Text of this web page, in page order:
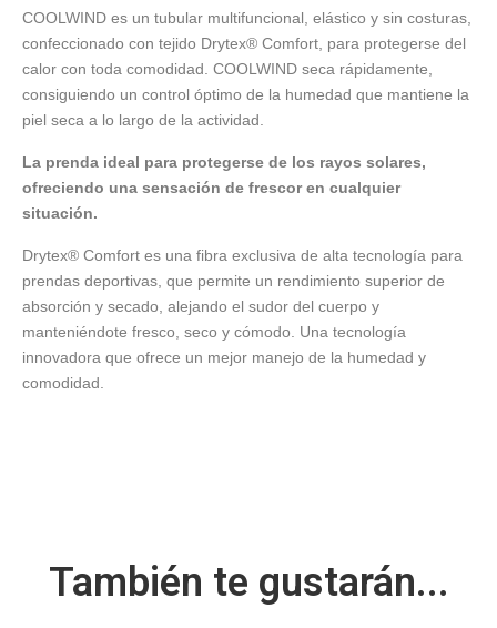
COOLWIND es un tubular multifuncional, elástico y sin costuras,
confeccionado con tejido Drytex® Comfort, para protegerse del
calor con toda comodidad. COOLWIND seca rápidamente,
consiguiendo un control óptimo de la humedad que mantiene la
piel seca a lo largo de la actividad.
La prenda ideal para protegerse de los rayos solares,
ofreciendo una sensación de frescor en cualquier
situación.
Drytex® Comfort es una fibra exclusiva de alta tecnología para
prendas deportivas, que permite un rendimiento superior de
absorción y secado, alejando el sudor del cuerpo y
manteniéndote fresco, seco y cómodo. Una tecnología
innovadora que ofrece un mejor manejo de la humedad y
comodidad.
También te gustarán...